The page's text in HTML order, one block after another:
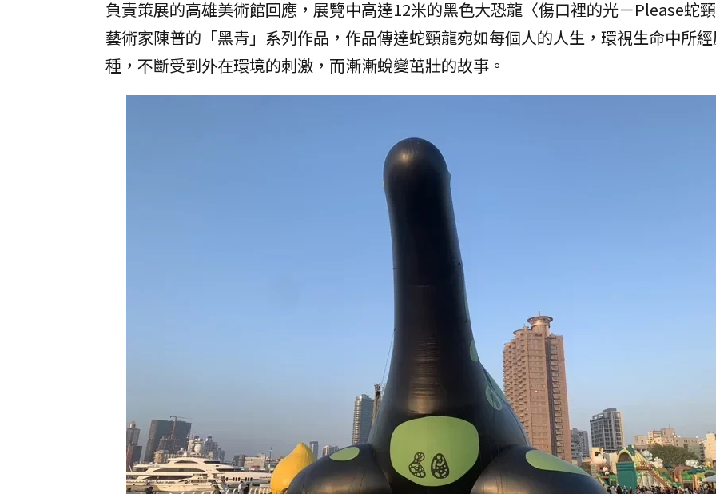
負責策展的高雄美術館回應，展覽中高達12米的黑色大恐龍〈傷口裡的光－Please蛇
藝術家陳普的「黑青」系列作品，作品傳達蛇頸龍宛如每個人的人生，環視生命中所
種，不斷受到外在環境的刺激，而漸漸蛻變茁壯的故事。